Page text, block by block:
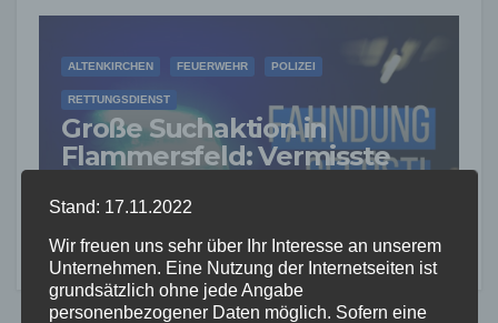
ALTENKIRCHEN FEUERWEHR POLIZEI
RETTUNGSDIENST
Große Suchaktion in
Flammersfeld: Vermisste
gefunden
7. AUG. 2026
Stand: 17.11.2022
Wir freuen uns sehr über Ihr Interesse an unserem
Unternehmen. Eine Nutzung der Internetseiten ist
grundsätzlich ohne jede Angabe
personenbezogener Daten möglich. Sofern eine